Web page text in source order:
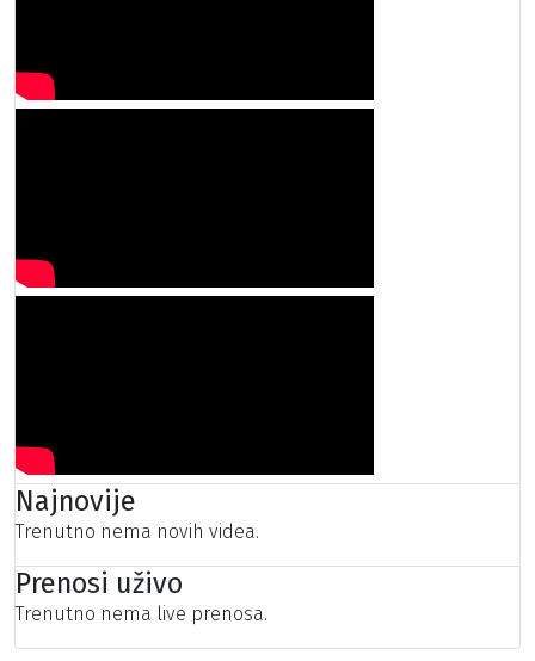
Najnovije
Trenutno nema novih videa.
Prenosi uživo
Trenutno nema live prenosa.